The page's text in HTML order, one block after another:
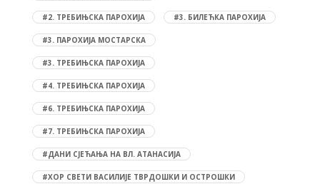
#2. ТРЕБИЊСКА ПАРОХИЈА #3. БИЛЕЋКА ПАРОХИЈА
#3. ПАРОХИЈА МОСТАРСКА
#3. ТРЕБИЊСКА ПАРОХИЈА
#4. ТРЕБИЊСКА ПАРОХИЈА
#6. ТРЕБИЊСКА ПАРОХИЈА
#7. ТРЕБИЊСКА ПАРОХИЈА
#ДАНИ СЈЕЋАЊА НА ВЛ. АТАНАСИЈА
#ХОР СВЕТИ ВАСИЛИЈЕ ТВРДОШКИ И ОСТРОШКИ